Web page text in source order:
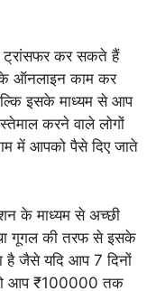
ट्रांसफर कर सकते हैं
के ऑनलाइन काम कर
इसके माध्यम से आप
करने वाले लोगों
में आपको पैसे दिए जाते
के माध्यम से अच्छी
गूगल की तरफ से इसके
है जैसे यदि आप 7 दिनों
आप ₹100000 तक